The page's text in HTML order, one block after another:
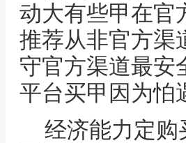
动大有些甲在官
推荐从非官方渠
守官方渠道最安
平台买甲因为怕
经济能力定购